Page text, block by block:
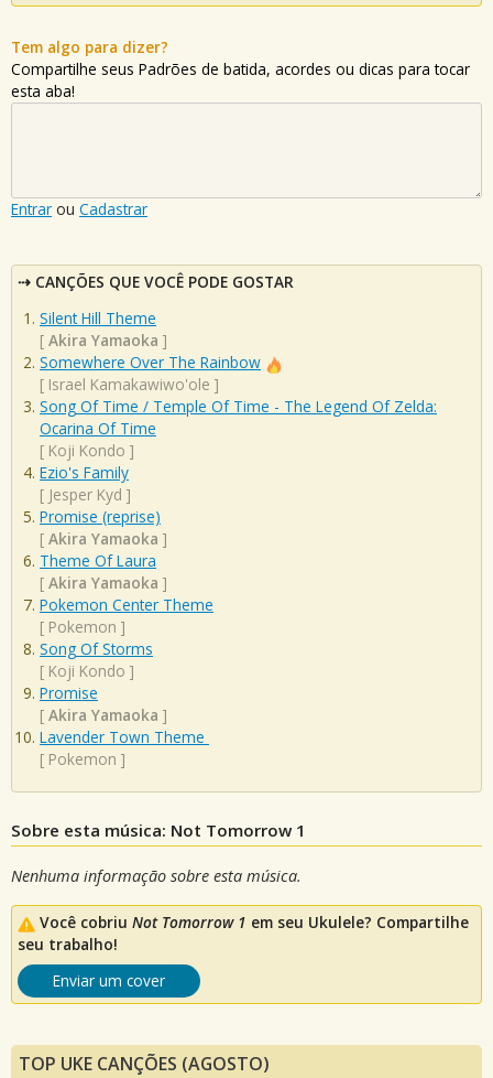
Tem algo para dizer?
Compartilhe seus Padrões de batida, acordes ou dicas para tocar
esta aba!
Entrar ou Cadastrar
CANÇÕES QUE VOCÊ PODE GOSTAR
Silent Hill Theme
[ Akira Yamaoka ]
Somewhere Over The Rainbow
[ Israel Kamakawiwo'ole ]
Song Of Time / Temple Of Time - The Legend Of Zelda:
Ocarina Of Time
[ Koji Kondo ]
Ezio's Family
[ Jesper Kyd ]
Promise (reprise)
[ Akira Yamaoka ]
Theme Of Laura
[ Akira Yamaoka ]
Pokemon Center Theme
[ Pokemon ]
Song Of Storms
[ Koji Kondo ]
Promise
[ Akira Yamaoka ]
Lavender Town Theme
[ Pokemon ]
Sobre esta música: Not Tomorrow 1
Nenhuma informação sobre esta música.
Você cobriu Not Tomorrow 1 em seu Ukulele? Compartilhe
seu trabalho!
Enviar um cover
TOP UKE CANÇÕES (AGOSTO)